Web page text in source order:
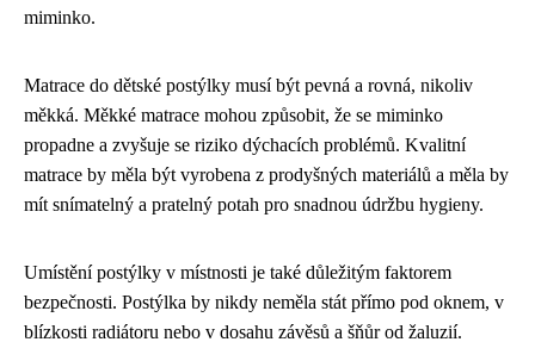
miminko.
Matrace do dětské postýlky musí být pevná a rovná, nikoliv
měkká. Měkké matrace mohou způsobit, že se miminko
propadne a zvyšuje se riziko dýchacích problémů. Kvalitní
matrace by měla být vyrobena z prodyšných materiálů a měla by
mít snímatelný a pratelný potah pro snadnou údržbu hygieny.
Umístění postýlky v místnosti je také důležitým faktorem
bezpečnosti. Postýlka by nikdy neměla stát přímo pod oknem, v
blízkosti radiátoru nebo v dosahu závěsů a šňůr od žaluzií.